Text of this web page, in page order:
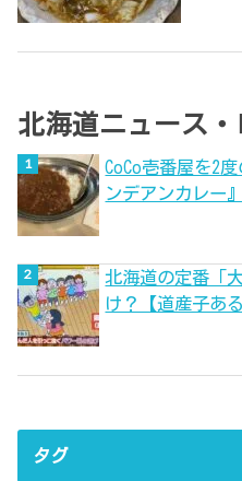
北海道ニュース
CoCo壱番屋を2
ンデアンカレー
北海道の定番「
け？【道産子あ
タグ